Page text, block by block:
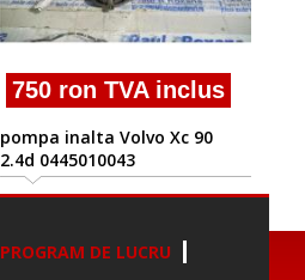
750 ron TVA inclus
pompa inalta Volvo Xc 90
2.4d 0445010043
PROGRAM DE LUCRU